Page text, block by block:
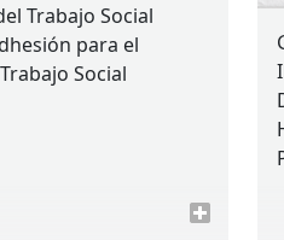
Trabajo Social
para el
Social